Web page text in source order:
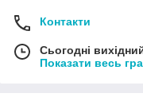
Контакти
Сьогодні
Показати весь